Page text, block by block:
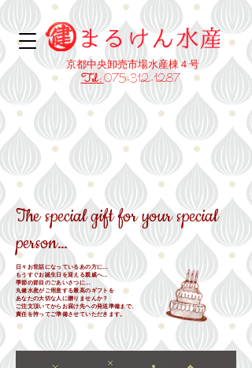
Tel :075-312-1287
​京都中央卸売市場水産棟４号
The special gift for your special
person…
日々お世話になっているあの方に…
もうすぐお誕生日を迎える親戚へ…
季節の節目のごあいさつに…
丸健水産がご用意する​最高のギフトを
あなたの大切な人に贈りませんか？
ご注文頂いてからお届け先への発送準備まで、
責任を持ってご準備させていただきます。